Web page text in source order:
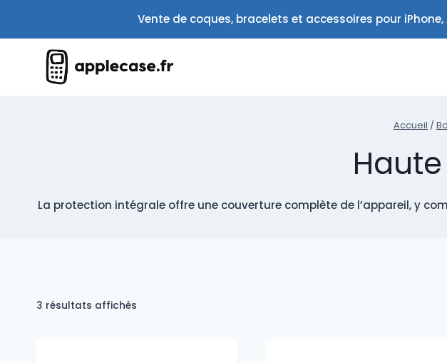
contenu
Vente de coques, bracelets et accessoires pour
Accueil /
La protection intégrale offre une couverture complète de l’appareil, y
3 résultats affichés